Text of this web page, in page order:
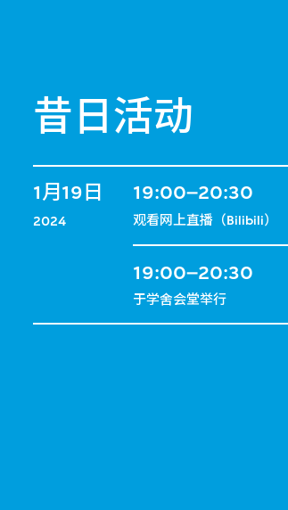
昔日活动
1月19日
2024
19:00–20:30
观看网上直播（Bilibili）
19:00–20:30
于学舍会堂举行